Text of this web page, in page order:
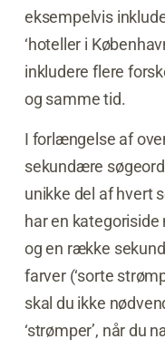
eksempelvis
‘hoteller i
inkludere flere
og samme tid.
I forlængelse af
sekundære
unikke del af hvert
har en kategoriside
og en række
farver (‘sorte
skal du ikke
‘strømper’, når du